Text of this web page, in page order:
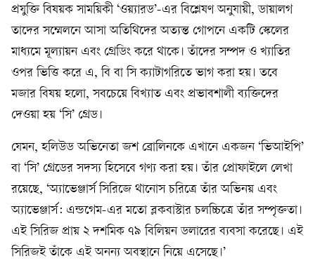
প্রযুক্তি বিষয়ক সাময়িকী ‘ওয়্যারড’-এর বিশ্লেষণ অনুযায়ী, ডায়ালগ
তাদের সম্মেলনে আসা অতিথিদের অত্যন্ত গোপনে একটি স্কেলের
মাধ্যমে মূল্যায়ন এবং গ্রেডিং করে থাকে। তাঁদের সম্পদ ও খ্যাতির
ওপর ভিত্তি করে এ, বি বা সি ক্যাটাগরিতে ভাগ করা হয়। তবে
মজার বিষয় হলো, সবচেয়ে বিখ্যাত এবং প্রভাবশালী ব্যক্তিদের
দেওয়া হয় ‘সি’ গ্রেড।
যেমন, হলিউড অভিনেতা জশ ব্রোলিনকে এখানে একজন ‘ভিআইপি’
বা ‘সি’ গ্রেডের সদস্য হিসেবে গণ্য করা হয়। তাঁর প্রোফাইলে লেখা
রয়েছে, ‘অ্যাভেঞ্জার্স সিরিজে থানোস চরিত্রে তাঁর অভিনয় এবং
অ্যাভেঞ্জার্স: এন্ডগেম-এর মতো ব্লকবাস্টার চলচ্চিত্রে তাঁর সম্পৃক্ততা।
এই সিরিজ প্রায় ২ দশমিক ৭৯ বিলিয়ন ডলারের ব্যবসা করেছে। এই
সিরিজই তাঁকে এই অনন্য অবস্থানে নিয়ে এসেছে।’